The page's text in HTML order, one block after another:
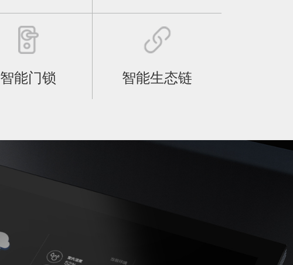
智能门锁 智能生态链